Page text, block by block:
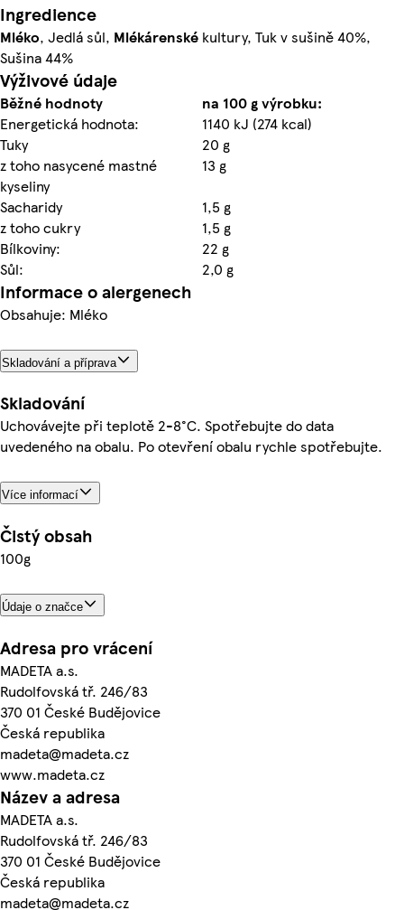
Ingredience
Mléko, Jedlá sůl, Mlékárenské kultury, Tuk v sušině 40%,
Sušina 44%
Výživové údaje
Běžné hodnoty
na 100 g výrobku:
Energetická hodnota:
1140 kJ (274 kcal)
Tuky
20 g
z toho nasycené mastné
kyseliny
13 g
Sacharidy
1,5 g
z toho cukry
1,5 g
Bílkoviny:
22 g
Sůl:
2,0 g
Informace o alergenech
Obsahuje: Mléko
Skladování a příprava
Skladování
Uchovávejte při teplotě 2-8°C. Spotřebujte do data
uvedeného na obalu. Po otevření obalu rychle spotřebujte.
Více informací
Čistý obsah
100g
Údaje o značce
Adresa pro vrácení
MADETA a.s.
Rudolfovská tř. 246/83
370 01 České Budějovice
Česká republika
madeta@madeta.cz
www.madeta.cz
Název a adresa
MADETA a.s.
Rudolfovská tř. 246/83
370 01 České Budějovice
Česká republika
madeta@madeta.cz